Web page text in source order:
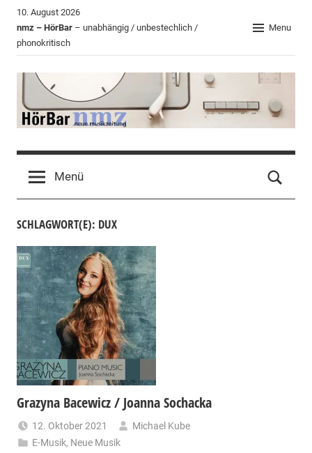
Zum
Inhalt
springen
10. August 2026
nmz – HörBar – unabhängig / unbestechlich /
phonokritisch
Menu
HörBar
der
nmz
Menü
SCHLAGWORT(E): DUX
Grazyna Bacewicz / Joanna Sochacka
12. Oktober 2021
Michael Kube
E-Musik, Neue Musik